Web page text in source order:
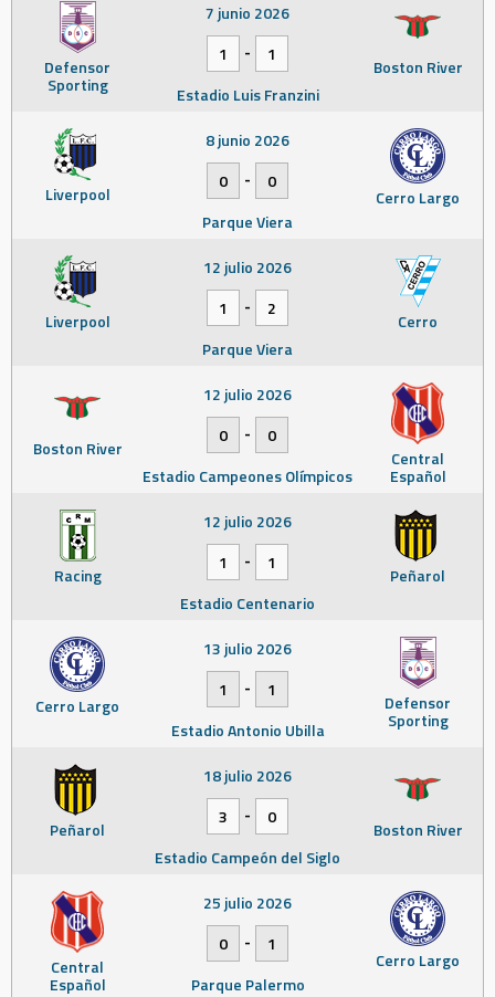
Defensor
Sporting
Boston River
7 junio 2026
1
-
1
Estadio Luis Franzini
Liverpool Cerro Largo
8 junio 2026
0
-
0
Parque Viera
Liverpool Cerro
12 julio 2026
1
-
2
Parque Viera
Boston River Central
Español
12 julio 2026
0
-
0
Estadio Campeones Olímpicos
Racing Peñarol
12 julio 2026
1
-
1
Estadio Centenario
Cerro Largo Defensor
Sporting
13 julio 2026
1
-
1
Estadio Antonio Ubilla
Peñarol Boston River
18 julio 2026
3
-
0
Estadio Campeón del Siglo
Central
Español
Cerro Largo
25 julio 2026
0
-
1
Parque Palermo